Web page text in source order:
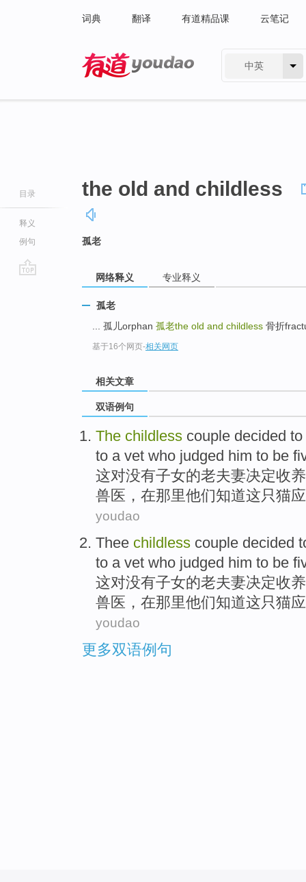
词典 翻译 有道精品课 云笔记
中英
目录
释义
例句
the old and childless
孤老
网络释义 专业释义
孤老
... 孤儿orphan 孤老the old and childless 骨折
基于16个网页-相关网页
相关文章
双语例句
The childless couple decided to
to a vet who judged him to be
这对没有子女的老夫妻决定收养
兽医 ，在那里他们知道这只猫
youdao
Thee childless couple decided
to a vet who judged him to be
这对没有子女的老夫妻决定收养
兽医 ，在那里他们知道这只猫
youdao
更多双语例句